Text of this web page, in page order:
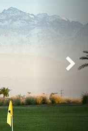
Suivant